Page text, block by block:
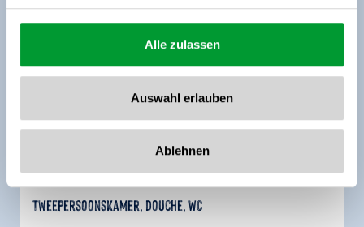
Alle zulassen
Auswahl erlauben
Ablehnen
Tweepersoonskamer, douche, WC